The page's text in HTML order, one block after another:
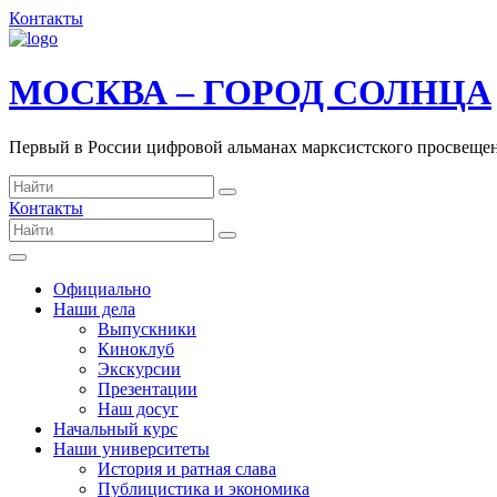
Контакты
МОСКВА – ГОРОД СОЛНЦА
Первый в России цифровой альманах марксистского
Контакты
Официально
Наши дела
Выпускники
Киноклуб
Экскурсии
Презентации
Наш досуг
Начальный курс
Наши университеты
История и ратная слава
Публицистика и экономика